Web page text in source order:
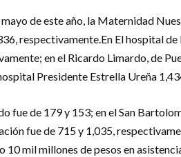
de este año, la Maternidad
respectivamente.En El hospital
en el Ricardo Limardo, de
Presidente Estrella Ureña
fue de 179 y 153; en el San
fue de 715 y 1,035,
mil millones de pesos en